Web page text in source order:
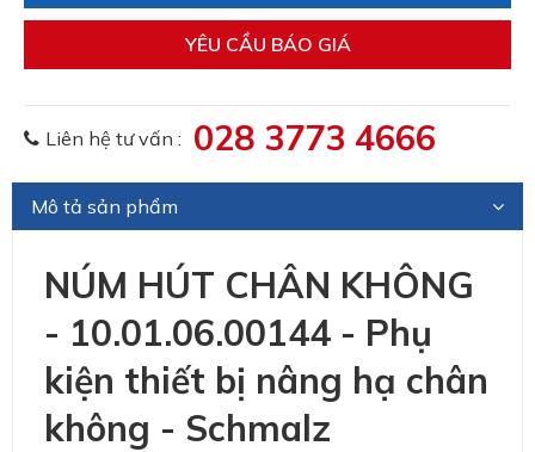
YÊU CẦU BÁO GIÁ
Liên hệ tư vấn : 028 3773 4666
Mô tả sản phẩm
NÚM HÚT CHÂN KHÔNG
- 10.01.06.00144 - Phụ
kiện thiết bị nâng hạ chân
không - Schmalz